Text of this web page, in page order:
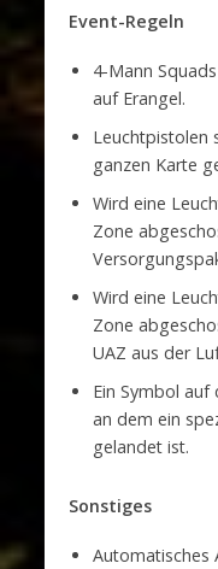
Event-Regeln
4-Mann
auf Erangel.
Leuchtpistolen
ganzen Karte
Wird eine
Zone
Wird eine
Zone
UAZ aus der
Ein Symbol
an dem ein
gelandet ist.
Sonstiges
Automatisches